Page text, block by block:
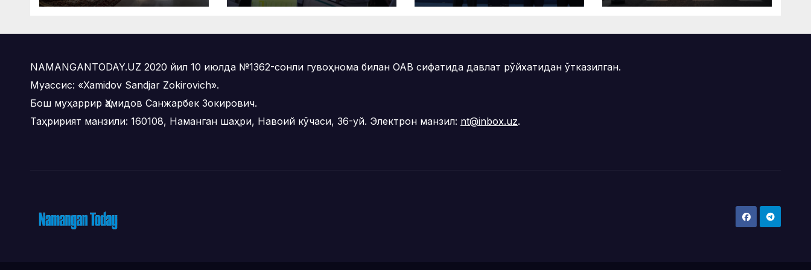
матбуот анжумани
«Меҳнат
нишони билан
NAMANGANTODAY.UZ 2020 йил 10 июлда №1362-сонли гувоҳнома билан ОАВ сифатида давлат рўйхатидан ўтказилган.
Муассис: «Xamidov Sandjar Zokirovich».
Бош муҳаррир Ҳамидов Санжарбек Зокирович.
Таҳририят манзили: 160108, Наманган шаҳри, Навоий кўчаси, 36-уй. Электрон манзил: nt@inbox.uz.